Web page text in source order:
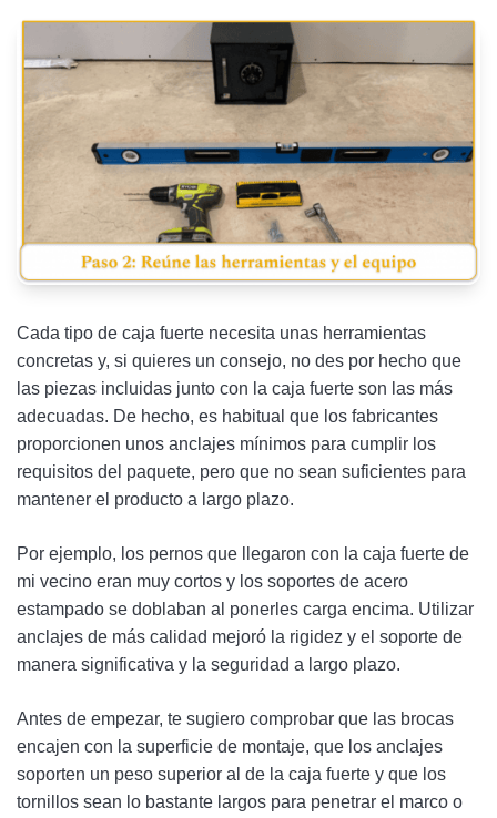
Cada tipo de caja fuerte necesita unas herramientas
concretas y, si quieres un consejo, no des por hecho que
las piezas incluidas junto con la caja fuerte son las más
adecuadas. De hecho, es habitual que los fabricantes
proporcionen unos anclajes mínimos para cumplir los
requisitos del paquete, pero que no sean suficientes para
mantener el producto a largo plazo.
Por ejemplo, los pernos que llegaron con la caja fuerte de
mi vecino eran muy cortos y los soportes de acero
estampado se doblaban al ponerles carga encima. Utilizar
anclajes de más calidad mejoró la rigidez y el soporte de
manera significativa y la seguridad a largo plazo.
Antes de empezar, te sugiero comprobar que las brocas
encajen con la superficie de montaje, que los anclajes
soporten un peso superior al de la caja fuerte y que los
tornillos sean lo bastante largos para penetrar el marco o